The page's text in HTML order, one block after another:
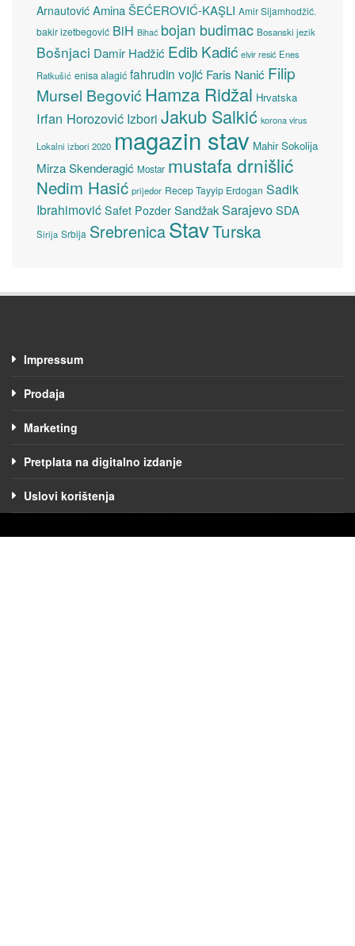
Arnautović Amina ŠEĆEROVIĆ-KAŞLI Amir Sijamhodžić.
bakir izetbegović BiH Bihać bojan budimac Bosanski jezik
Bošnjaci Damir Hadžić Edib Kadić elvir resić Enes
Ratkušić enisa alagić fahrudin vojić Faris Nanić Filip
Mursel Begović Hamza Ridžal Hrvatska
Irfan Horozović Izbori Jakub Salkić korona virus
Lokalni izbori 2020 magazin stav Mahir Sokolija
Mirza Skenderagić Mostar mustafa drnišlić
Nedim Hasić prijedor Recep Tayyip Erdogan Sadik
Ibrahimović Safet Pozder SandžakSarajevoSDA
Sirija Srbija SrebrenicaStavTurska
Impressum
Prodaja
Marketing
Pretplata na digitalno izdanje
Uslovi korištenja